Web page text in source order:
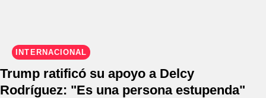
INTERNACIONAL
Trump ratificó su apoyo a Delcy
Rodríguez: "Es una persona estupenda"